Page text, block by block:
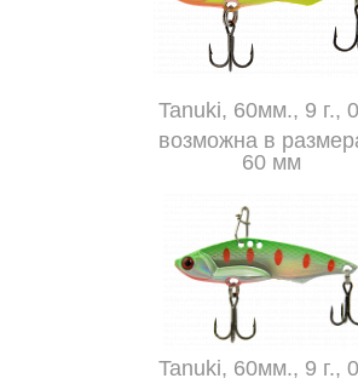
Tanuki, 60мм., 9 г.,
возможна в
60 мм
Tanuki, 60мм., 9 г.,